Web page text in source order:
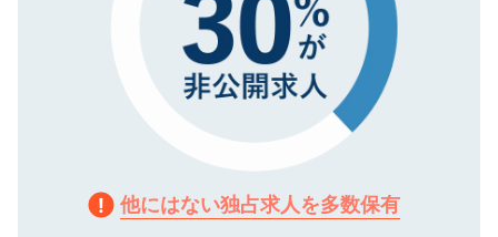
他にはない独占求人を多数保有